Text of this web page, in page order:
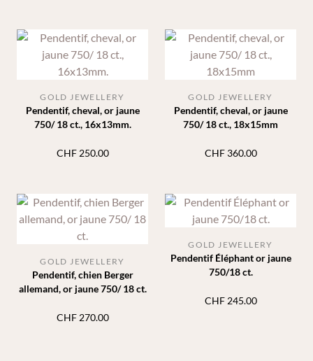
Pendentif, cheval, or jaune
750/ 18 ct., 16x13mm.
GOLD JEWELLERY
CHF250.00
Pendentif, cheval, or jaune
750/ 18 ct., 18x15mm
GOLD JEWELLERY
CHF360.00
Pendentif, chien Berger
allemand, or jaune 750/ 18 ct.
GOLD JEWELLERY
CHF270.00
Pendentif Éléphant or jaune
750/18 ct.
GOLD JEWELLERY
CHF245.00